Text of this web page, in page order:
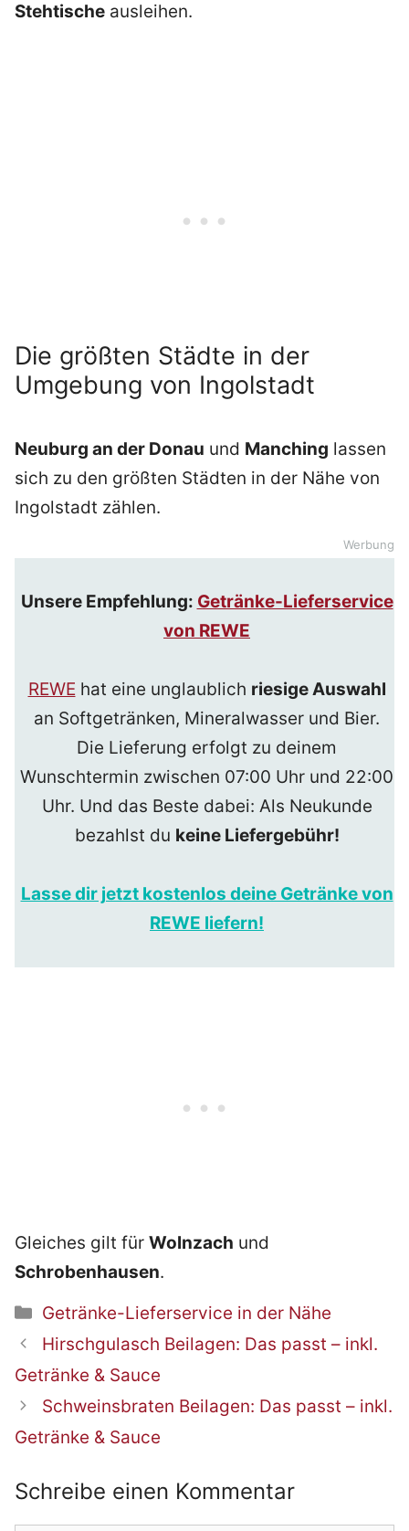
Stehtische ausleihen.
Die größten Städte in der
Umgebung von Ingolstadt
Neuburg an der Donau und Manching lassen
sich zu den größten Städten in der Nähe von
Ingolstadt zählen.
Werbung
Unsere Empfehlung: Getränke-Lieferservice
von REWE
REWE hat eine unglaublich riesige Auswahl
an Softgetränken, Mineralwasser und Bier.
Die Lieferung erfolgt zu deinem
Wunschtermin zwischen 07:00 Uhr und 22:00
Uhr. Und das Beste dabei: Als Neukunde
bezahlst du keine Liefergebühr!
Lasse dir jetzt kostenlos deine Getränke von
REWE liefern!
Gleiches gilt für Wolnzach und
Schrobenhausen.
Kategorien
Getränke-Lieferservice in der Nähe
Beitrags-
Navigation
Hirschgulasch Beilagen: Das passt – inkl.
Getränke & Sauce
Schweinsbraten Beilagen: Das passt – inkl.
Getränke & Sauce
Schreibe einen Kommentar